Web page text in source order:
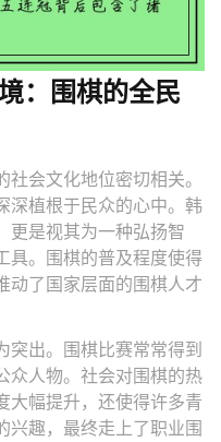
：围棋的全民
会文化地位密切相关。
深植根于民众的心中。韩
更是视其为一种弘扬智
具。围棋的普及程度使得
动了国家层面的围棋人才
突出。围棋比赛常常得到
众人物。社会对围棋的热
大幅提升，还使得许多青
兴趣，最终走上了职业围